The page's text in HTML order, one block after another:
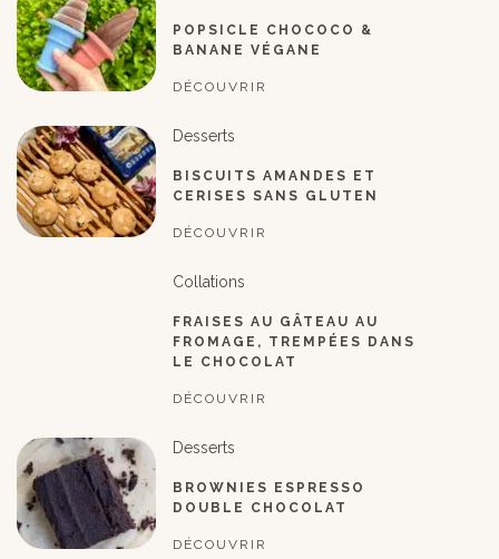
POPSICLE CHOCOCO &
BANANE VÉGANE
DÉCOUVRIR
Desserts
BISCUITS AMANDES ET
CERISES SANS GLUTEN
DÉCOUVRIR
Collations
FRAISES AU GÂTEAU AU
FROMAGE, TREMPÉES DANS
LE CHOCOLAT
DÉCOUVRIR
Desserts
BROWNIES ESPRESSO
DOUBLE CHOCOLAT
DÉCOUVRIR